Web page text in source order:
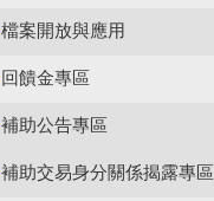
檔案開放與應用
回饋金專區
補助公告專區
補助交易身分關係揭露專區